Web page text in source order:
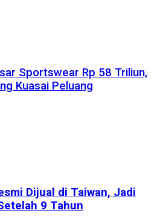
Sportswear Rp 58 Triliun,
Kuasai Peluang
Dijual di Taiwan, Jadi
9 Tahun